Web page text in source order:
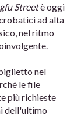
Streetè oggi
ad alta
nel ritmo
nel
le file
più richieste
dell'ultimo